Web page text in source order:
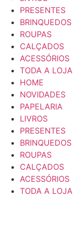
PRESENTES
BRINQUEDOS
ROUPAS
CALÇADOS
ACESSÓRIOS
TODA A LOJA
HOME
NOVIDADES
PAPELARIA
LIVROS
PRESENTES
BRINQUEDOS
ROUPAS
CALÇADOS
ACESSÓRIOS
TODA A LOJA